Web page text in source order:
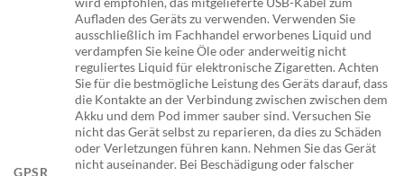
GPSR
Aufladen des Geräts zu verwenden. Verwenden Sie
ausschließlich im Fachhandel erworbenes Liquid und
verdampfen Sie keine Öle oder anderweitig nicht
reguliertes Liquid für elektronische Zigaretten. Achten
Sie für die bestmögliche Leistung des Geräts darauf, dass
die Kontakte an der Verbindung zwischen zwischen dem
Akku und dem Pod immer sauber sind. Versuchen Sie
nicht das Gerät selbst zu reparieren, da dies zu Schäden
oder Verletzungen führen kann. Nehmen Sie das Gerät
nicht auseinander. Bei Beschädigung oder falscher